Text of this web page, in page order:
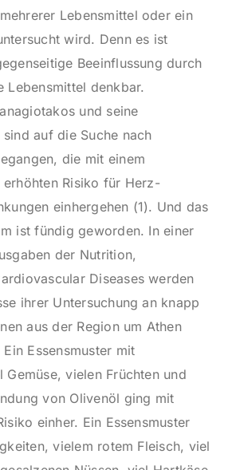
Lebensmittel oder ein
wird. Denn es ist
Beeinflussung durch
Lebensmittel denkbar.
und seine
auf die Suche nach
die mit einem
Risiko für Herz-
einhergehen (1). Und das
ist fündig geworden. In einer
der Nutrition,
Diseases werden
ihrer Untersuchung an knapp
aus der Region um Athen
Essensmuster mit
vielen Früchten und
von Olivenöl ging mit
einher. Ein Essensmuster
vielem rotem Fleisch, viel